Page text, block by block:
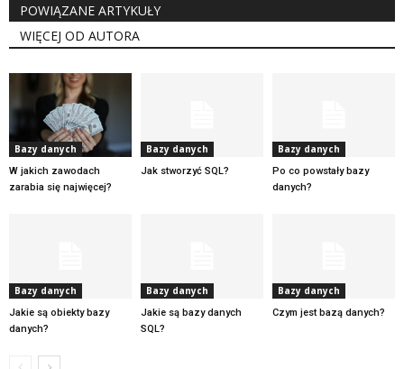
POWIĄZANE ARTYKUŁY
WIĘCEJ OD AUTORA
Bazy danych
W jakich zawodach
zarabia się najwięcej?
Bazy danych
Jak stworzyć SQL?
Bazy danych
Po co powstały bazy
danych?
Bazy danych
Jakie są obiekty bazy
danych?
Bazy danych
Jakie są bazy danych
SQL?
Bazy danych
Czym jest bazą danych?